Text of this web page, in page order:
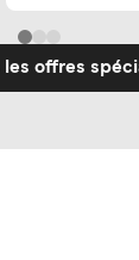
les offres